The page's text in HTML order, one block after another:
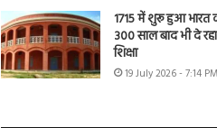
1715 में शुरू हुआ भारत
300 साल बाद भी दे रहा
शिक्षा
19 July 2026 - 7:14 PM